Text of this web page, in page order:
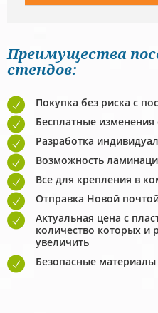
Преимущества
стендов:
Покупка без риска с
Бесплатные изменения
Разработка
Возможность
Все для крепления в
Отправка Новой
Актуальная цена с
количество которых и
увеличить
Безопасные